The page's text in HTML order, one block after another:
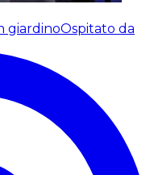
giardinoOspitato da